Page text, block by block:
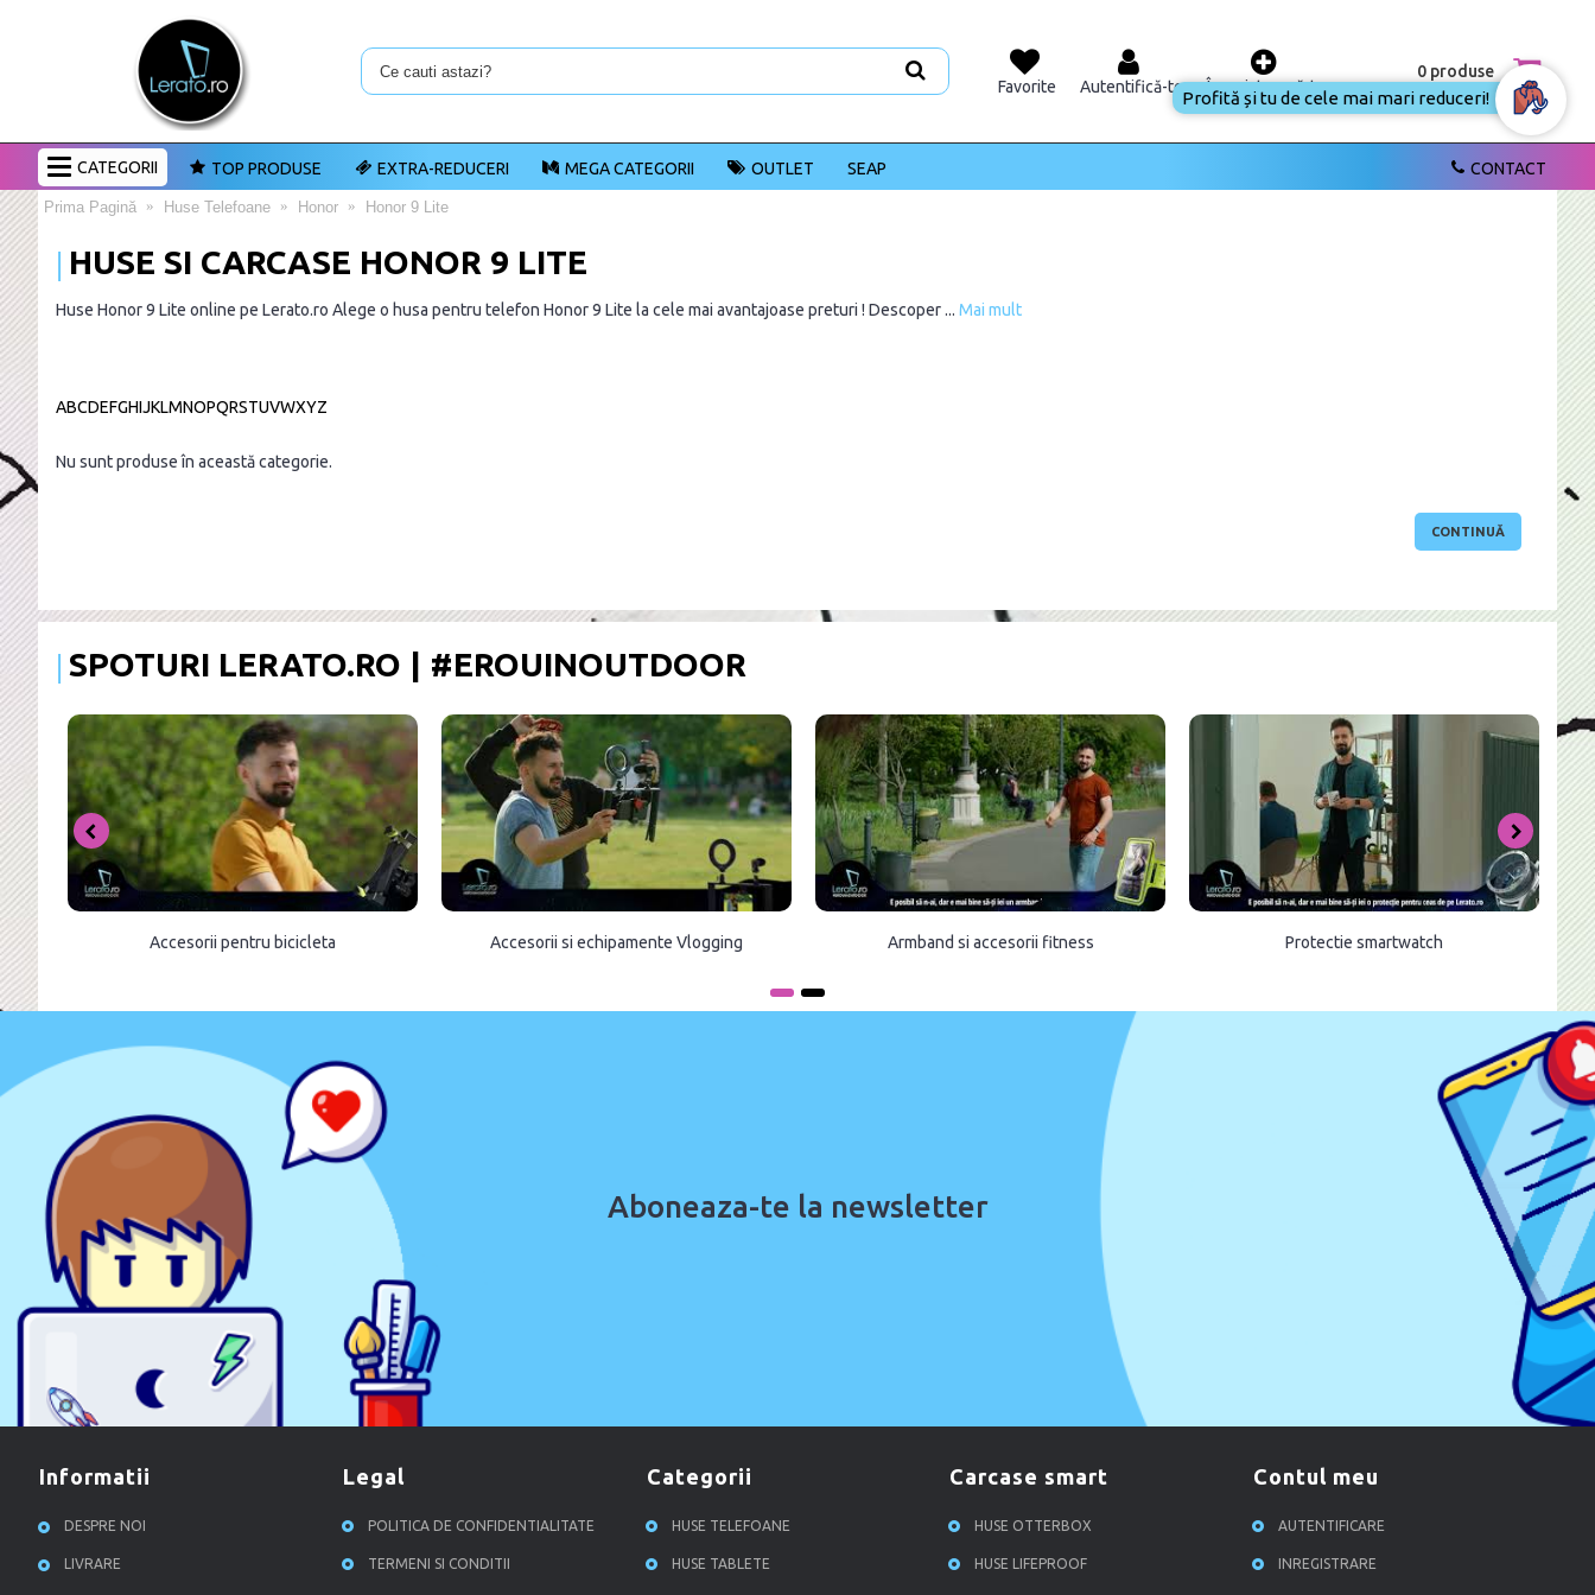
Favorite Autentifică-te Înregistrează-te
0 produse
CATEGORII CONTACT
TOP PRODUSE EXTRA-REDUCERI MEGA CATEGORII OUTLET SEAP
Prima Pagină Huse Telefoane Honor Honor 9 Lite
HUSE SI CARCASE HONOR 9 LITE
Huse Honor 9 Lite online pe Lerato.ro Alege o husa pentru telefon Honor 9 Lite la cele mai avantajoase preturi ! Descoper ... Mai mult
ABCDEFGHIJKLMNOPQRSTUVWXYZ
Nu sunt produse în această categorie.
CONTINUĂ
SPOTURI LERATO.RO | #EROUINOUTDOOR
Accesorii pentru bicicleta Accesorii si echipamente Vlogging Armband si accesorii fitness Protectie smartwatch
Aboneaza-te la newsletter
informatii
DESPRE NOI
LIVRARE
legal
POLITICA DE CONFIDENTIALITATE
TERMENI SI CONDITII
categorii
HUSE TELEFOANE
HUSE TABLETE
carcase smart
HUSE OTTERBOX
HUSE LIFEPROOF
contul meu
AUTENTIFICARE
INREGISTRARE
Profită și tu de cele mai mari reduceri!